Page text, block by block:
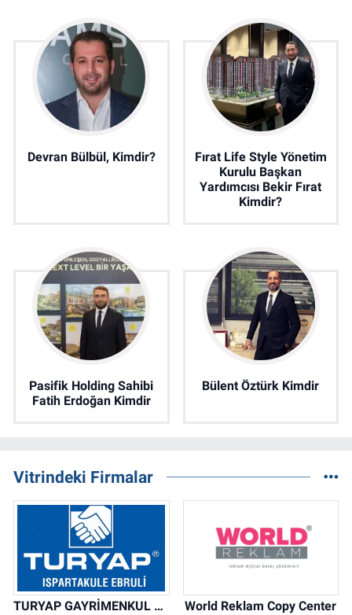
Devran Bülbül, Kimdir?
Fırat Life Style Yönetim
Kurulu Başkan
Yardımcısı Bekir Fırat
Kimdir?
Pasifik Holding Sahibi
Fatih Erdoğan Kimdir
Bülent Öztürk Kimdir
Vitrindeki Firmalar
TURYAP GAYRİMENKUL DANIŞMANLIK HİZMETLERİ World Reklam Copy Center